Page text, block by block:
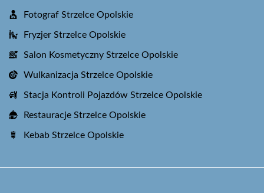
Fotograf Strzelce Opolskie
Fryzjer Strzelce Opolskie
Salon Kosmetyczny Strzelce Opolskie
Wulkanizacja Strzelce Opolskie
Stacja Kontroli Pojazdów Strzelce Opolskie
Restauracje Strzelce Opolskie
Kebab Strzelce Opolskie